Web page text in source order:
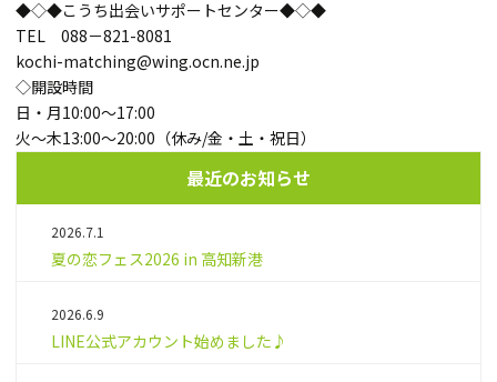
◆◇◆こうち出会いサポートセンター◆◇◆
TEL 088－821-8081
kochi-matching@wing.ocn.ne.jp
◇開設時間
日・月10:00～17:00
火～木13:00～20:00（休み/金・土・祝日）
最近のお知らせ
2026.7.1
夏の恋フェス2026 in 高知新港
2026.6.9
LINE公式アカウント始めました♪